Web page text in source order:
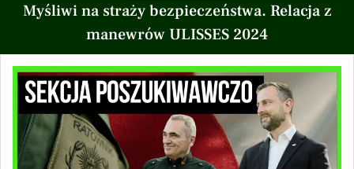
Myśliwi na straży bezpieczeństwa. Relacja z
manewrów ULISSES 2024